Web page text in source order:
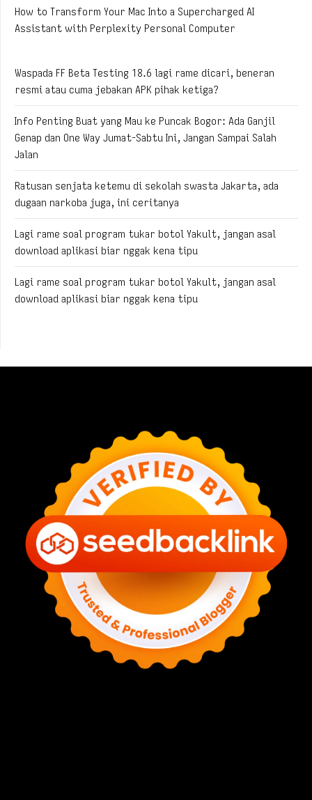
How to Transform Your Mac Into a Supercharged AI
Assistant with Perplexity Personal Computer
Waspada FF Beta Testing 18.6 lagi rame dicari, beneran
resmi atau cuma jebakan APK pihak ketiga?
Info Penting Buat yang Mau ke Puncak Bogor: Ada Ganjil
Genap dan One Way Jumat-Sabtu Ini, Jangan Sampai Salah
Jalan
Ratusan senjata ketemu di sekolah swasta Jakarta, ada
dugaan narkoba juga, ini ceritanya
Lagi rame soal program tukar botol Yakult, jangan asal
download aplikasi biar nggak kena tipu
Lagi rame soal program tukar botol Yakult, jangan asal
download aplikasi biar nggak kena tipu